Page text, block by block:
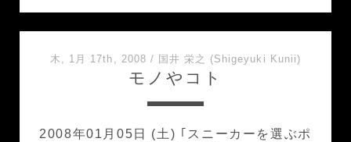
木, 1月 17th, 2008 / 国井 栄之 (Shigeyuki Kunii)
モノやコト
2008年01月05日 (土) ｢スニーカーを選ぶポ